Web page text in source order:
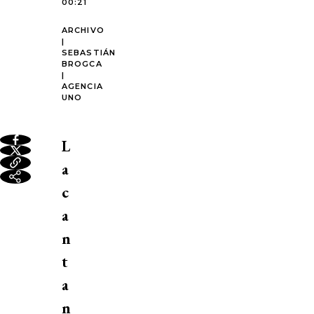
00:21
ARCHIVO
|
SEBASTIÁN
BROGCA
|
AGENCIA
UNO
L
a
c
a
n
t
a
n